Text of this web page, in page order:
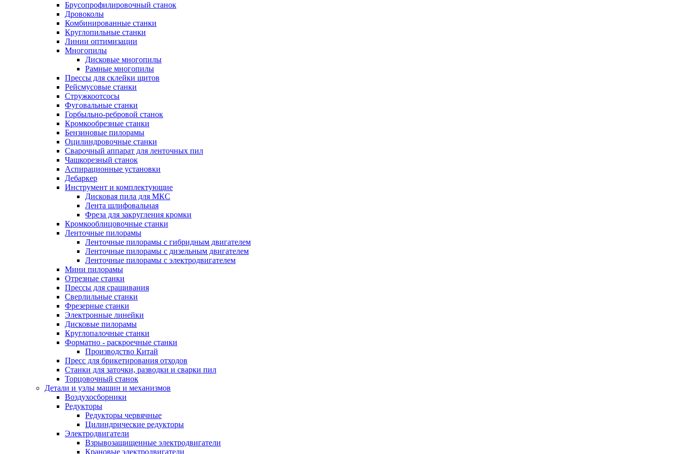
Брусопрофилировочный станок
Дровоколы
Комбинированные станки
Круглопильные станки
Линии оптимизации
Многопилы
Дисковые многопилы
Рамные многопилы
Прессы для склейки щитов
Рейсмусовые станки
Стружкоотсосы
Фуговальные станки
Горбыльно-ребровой станок
Кромкообрезные станки
Бензиновые пилорамы
Оцилиндровочные станки
Сварочный аппарат для ленточных пил
Чашкорезный станок
Аспирационные установки
Дебаркер
Инструмент и комплектующие
Дисковая пила для МКС
Лента шлифовальная
Фреза для закругления кромки
Кромкооблицовочные станки
Ленточные пилорамы
Ленточные пилорамы с гибридным двигателем
Ленточные пилорамы с дизельным двигателем
Ленточные пилорамы с электродвигателем
Мини пилорамы
Отрезные станки
Прессы для сращивания
Сверлильные станки
Фрезерные станки
Электронные линейки
Дисковые пилорамы
Круглопалочные станки
Форматно - раскроечные станки
Производство Китай
Пресс для брикетирования отходов
Станки для заточки, разводки и сварки пил
Торцовочный станок
Детали и узлы машин и механизмов
Воздухосборники
Редукторы
Редукторы червячные
Цилиндрические редукторы
Электродвигатели
Взрывозащищенные электродвигатели
Крановые электродвигатели